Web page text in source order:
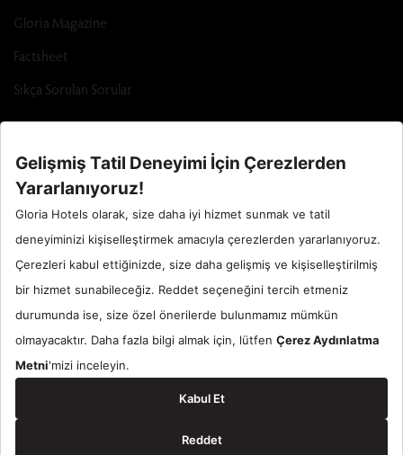
Gloria Magazine
Factsheet
Sıkça Sorulan Sorular
Call Center : 90 242 710 06 00
Otel Santral : 90534 461 97 97
Gloria Hotels & Resorts bir